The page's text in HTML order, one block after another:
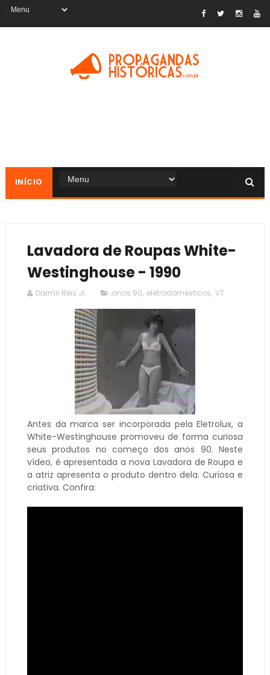
INÍCIO
Lavadora de Roupas White-
Westinghouse - 1990
Dalmir Reis Jr. anos 90, eletrodomésticos, VT
Antes da marca ser incorporada pela Eletrolux, a
White-Westinghouse promoveu de forma curiosa
seus produtos no começo dos anos 90. Neste
vídeo, é apresentada a nova Lavadora de Roupa e
a atriz apresenta o produto dentro dela. Curiosa e
criativa. Confira: